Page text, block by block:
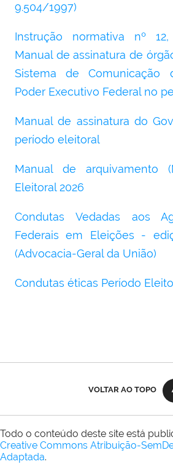
9.504/1997)
Instrução normativa nº
Manual de assinatura de
Sistema de Comunicação
Poder Executivo Federal no
Manual de assinatura do
período eleitoral
Manual de arquivamento
Eleitoral 2026
Condutas Vedadas aos
Federais em Eleições -
(Advocacia-Geral da União)
Condutas éticas Período
VOLTAR AO TOPO
Todo o conteúdo deste site está
Creative Commons Atribuição-
Adaptada.